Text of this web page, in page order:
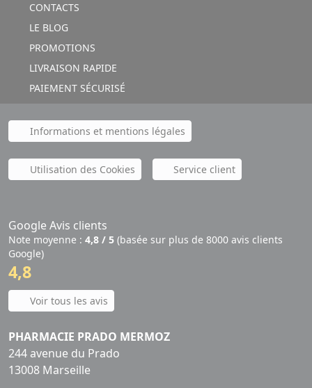
CONTACTS
LE BLOG
PROMOTIONS
LIVRAISON RAPIDE
PAIEMENT SÉCURISÉ
Informations et mentions légales
Utilisation des Cookies Service client
Google Avis clients
Note moyenne : 4,8 / 5 (basée sur plus de 8000 avis clients
Google)
4,8
Voir tous les avis
PHARMACIE PRADO MERMOZ
244 avenue du Prado
13008 Marseille